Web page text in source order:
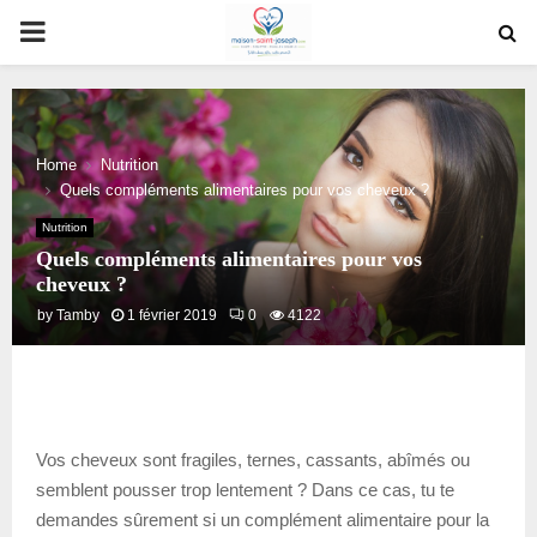
PRIMARY
MENU
Home
Nutrition
Quels compléments alimentaires pour vos cheveux ?
Nutrition
Quels compléments alimentaires pour vos
cheveux ?
by Tamby 1 février 2019 0 4122
Vos cheveux sont fragiles, ternes, cassants, abîmés ou
semblent pousser trop lentement ? Dans ce cas, tu te
demandes sûrement si un complément alimentaire pour la